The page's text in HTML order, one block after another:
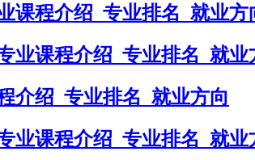
课程介绍_专业排名_就业方
业课程介绍_专业排名_就业
介绍_专业排名_就业方向
业课程介绍_专业排名_就业